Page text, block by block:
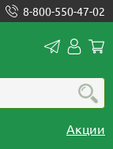
8-800-550-47-02
Акции